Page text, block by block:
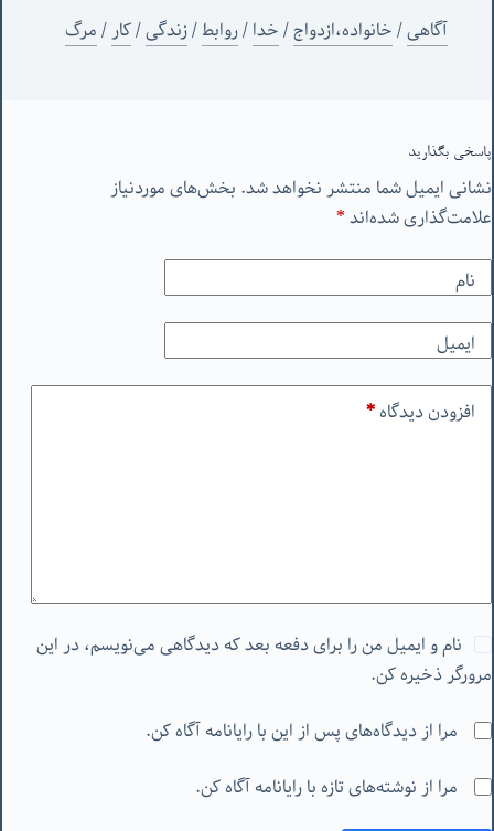
آگاهی/خانواده،ازدواج/خدا/روابط/زندگی/کار/مرگ
پاسخی بگذارید
نشانی ایمیل شما منتشر نخواهد شد. بخش‌های موردنیاز
علامت‌گذاری شده‌اند*
نام
ایمیل
افزودن دیدگاه*
نام و ایمیل من را برای دفعه بعد که دیدگاهی می‌نویسم، در این
مرورگر ذخیره کن.
مرا از دیدگاه‌های پس از این با رایانامه آگاه کن.
مرا از نوشته‌های تازه با رایانامه آگاه کن.